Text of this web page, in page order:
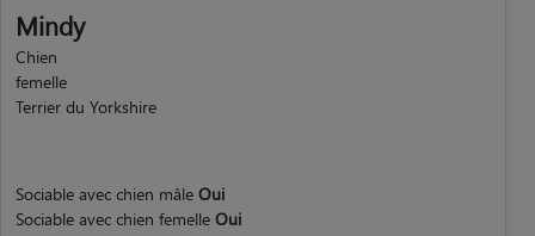
Mindy
Chien
femelle
Terrier du Yorkshire
Sociable avec chien mâle Oui
Sociable avec chien femelle Oui